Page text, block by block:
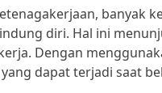
banyak
diri. Hal ini
Dengan
dapat terjadi saat